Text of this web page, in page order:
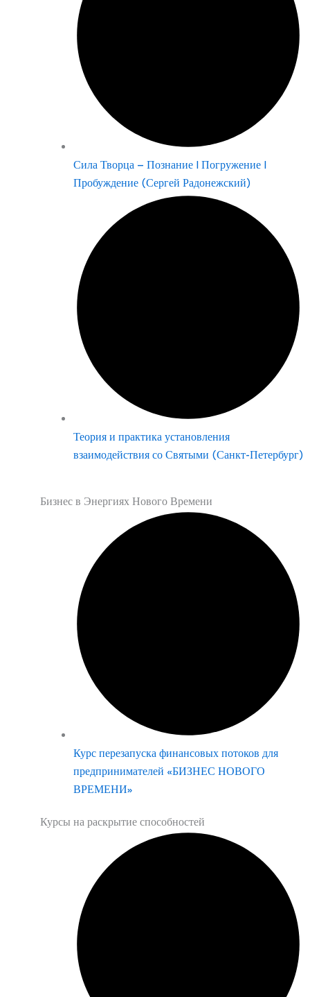
Сила Творца – Познание | Погружение |
Пробуждение (Сергей Радонежский)
Теория и практика установления
взаимодействия со Святыми (Санкт-Петербург)
Бизнес в Энергиях Нового Времени
Курс перезапуска финансовых потоков для
предпринимателей «БИЗНЕС НОВОГО
ВРЕМЕНИ»
Курсы на раскрытие способностей